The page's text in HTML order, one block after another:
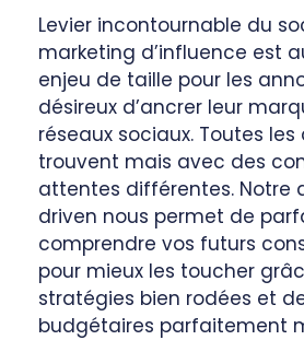
Levier incontournable du
marketing d’influence est
enjeu de taille pour les
désireux d’ancrer leur
réseaux sociaux. Toutes les
trouvent mais avec des
attentes différentes. Notre
driven nous permet de
comprendre vos futurs
pour mieux les toucher
stratégies bien rodées et
budgétaires parfaitement